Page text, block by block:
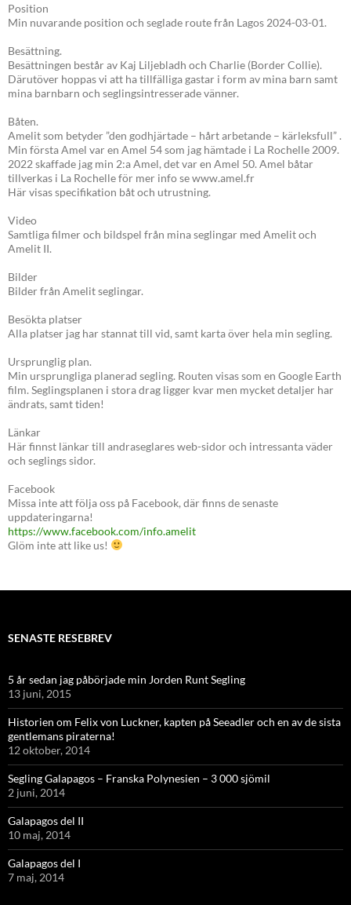
Position
Min nuvarande position och seglade route från Lagos 2024-03-01.
Besättning.
Besättningen består av Kaj Liljebladh och Charlie (Border Collie).
Därutöver hoppas vi att ha tillfälliga gastar i form av mina barn samt
mina barnbarn och seglingsintresserade vänner.
Båten.
Amelit som betyder ”den godhjärtade – hårt arbetande – kärleksfull” .
Min första Amel var en Amel 54 som jag hämtade i La Rochelle 2009.
2022 skaffade jag min 2:a Amel, det var en Amel 50. Amel båtar
tillverkas i La Rochelle för mer info se www.amel.fr
Här visas specifikation båt och utrustning.
Video
Samtliga filmer och bildspel från mina seglingar med Amelit och
Amelit II.
Bilder
Bilder från Amelit seglingar.
Besökta platser
Alla platser jag har stannat till vid, samt karta över hela min segling.
Ursprunglig plan.
Min ursprungliga planerad segling. Routen visas som en Google Earth
film. Seglingsplanen i stora drag ligger kvar men mycket detaljer har
ändrats, samt tiden!
Länkar
Här finnst länkar till andraseglares web-sidor och intressanta väder
och seglings sidor.
Facebook
Missa inte att följa oss på Facebook, där finns de senaste
uppdateringarna!
https://www.facebook.com/info.amelit
Glöm inte att like us!
SENASTE RESEBREV
5 år sedan jag påbörjade min Jorden Runt Segling
13 juni, 2015
Historien om Felix von Luckner, kapten på Seeadler och en av de sista
gentlemans piraterna!
12 oktober, 2014
Segling Galapagos – Franska Polynesien – 3 000 sjömil
2 juni, 2014
Galapagos del II
10 maj, 2014
Galapagos del I
7 maj, 2014